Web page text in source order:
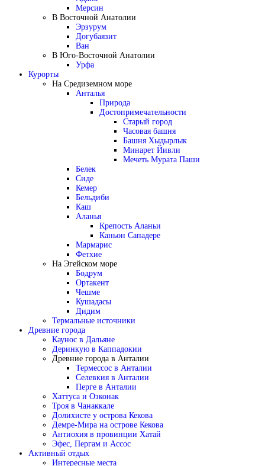
Мерсин
В Восточной Анатолии
Эрзурум
Догубаязит
Ван
В Юго-Восточной Анатолии
Урфа
Курорты
На Средиземном море
Анталья
Природа
Достопримечательности
Старый город
Часовая башня
Башня Хыдырлык
Минарет Йивли
Мечеть Мурата Паши
Белек
Сиде
Кемер
Бельдиби
Каш
Аланья
Крепость Аланьи
Каньон Сападере
Мармарис
Фетхие
На Эгейском море
Бодрум
Ортакент
Чешме
Кушадасы
Дидим
Термальные источники
Древние города
Каунос в Дальяне
Деринкую в Каппадокии
Древние города в Анталии
Термессос в Анталии
Селевкия в Анталии
Перге в Анталии
Хаттуса и Озконак
Троя в Чанаккале
Долихисте у острова Кекова
Демре-Мира на острове Кекова
Антиохия в провинции Хатай
Эфес, Пергам и Ассос
Активный отдых
Интересные места